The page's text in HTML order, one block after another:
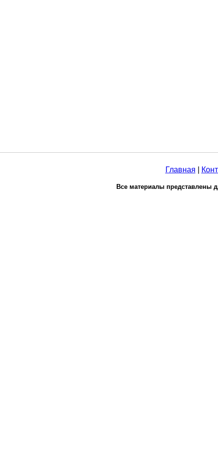
Главная
Все материалы представлены